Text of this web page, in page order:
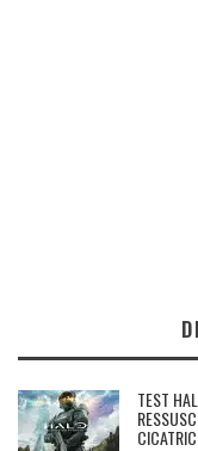
TEST